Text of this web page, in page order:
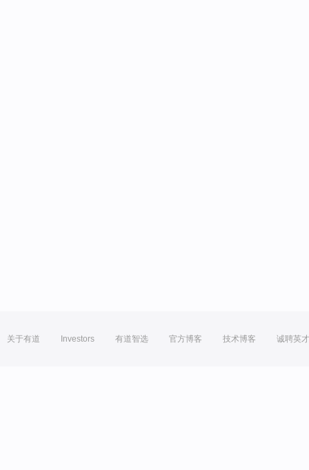
关于有道 Investors 有道智选 官方博客 技术博客 诚聘英才